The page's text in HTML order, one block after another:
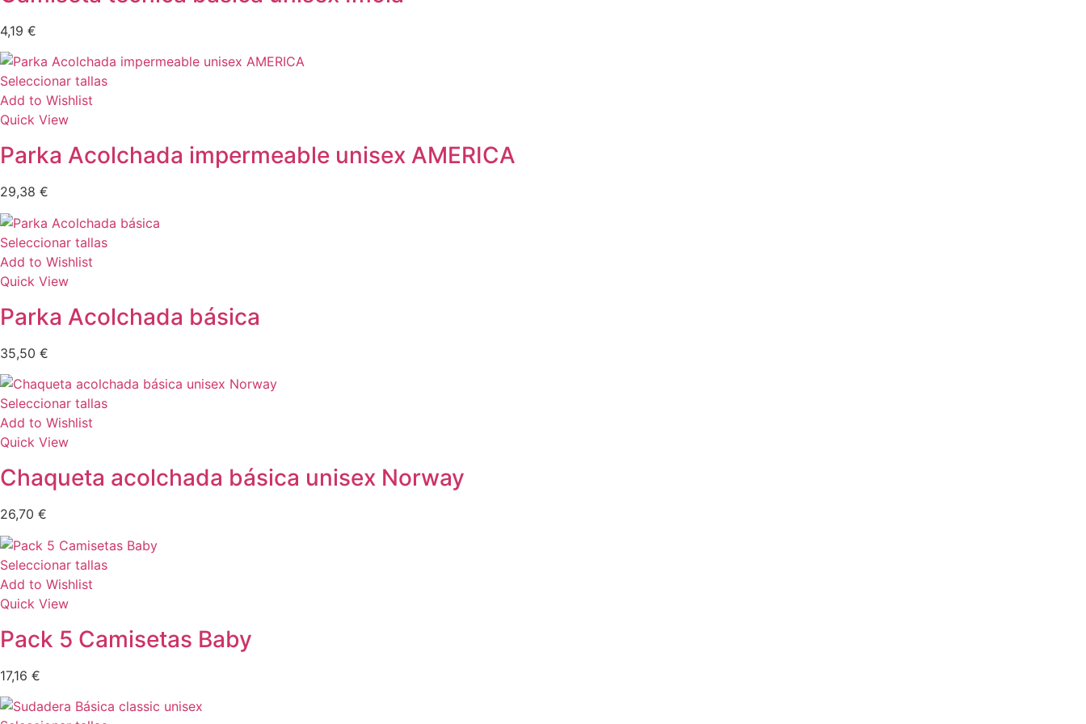
4,19 €
Seleccionar tallas
Add to Wishlist
Quick View
Parka Acolchada impermeable unisex AMERICA
29,38 €
Seleccionar tallas
Add to Wishlist
Quick View
Parka Acolchada básica
35,50 €
Seleccionar tallas
Add to Wishlist
Quick View
Chaqueta acolchada básica unisex Norway
26,70 €
Seleccionar tallas
Add to Wishlist
Quick View
Pack 5 Camisetas Baby
17,16 €